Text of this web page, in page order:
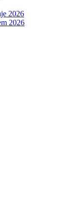
2026
2026